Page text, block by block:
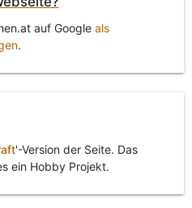
auf Google als
.
'-Version der Seite. Das
ein Hobby Projekt.